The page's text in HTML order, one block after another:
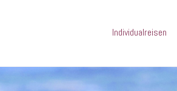
Individualreisen